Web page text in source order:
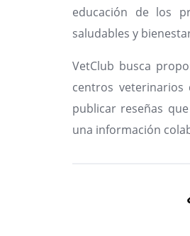
educación de los
saludables y
VetClub busca
centros
publicar reseñas
una información